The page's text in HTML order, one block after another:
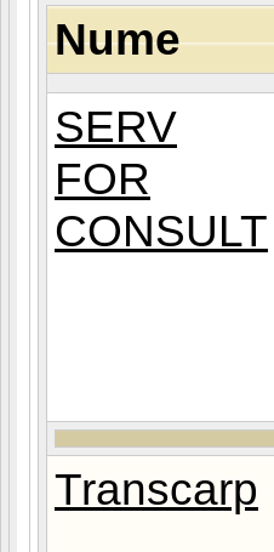
Nume
SERV
FOR
CONSULT
Transcarp